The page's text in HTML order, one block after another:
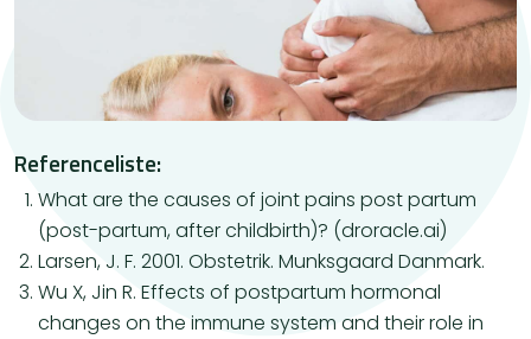
Referenceliste:
What are the causes of joint pains post partum
(post-partum, after childbirth)? (droracle.ai)
Larsen, J. F. 2001. Obstetrik. Munksgaard Danmark.
Wu X, Jin R. Effects of postpartum hormonal
changes on the immune system and their role in